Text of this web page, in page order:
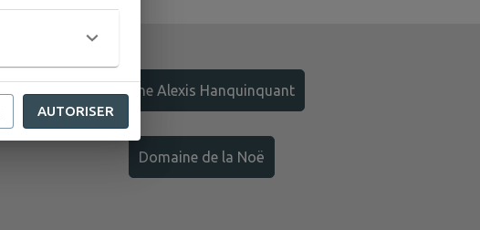
Piscine Alexis Hanquinquant
Domaine de la Noë
AUTORISER